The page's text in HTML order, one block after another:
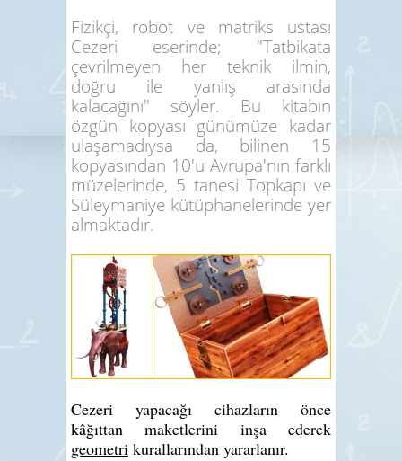
Fizikçi, robot ve matriks ustası
Cezeri eserinde; "Tatbikata
çevrilmeyen her teknik ilmin,
doğru ile yanlış arasında
kalacağını" söyler. Bu kitabın
özgün kopyası günümüze kadar
ulaşamadıysa da, bilinen 15
kopyasından 10'u Avrupa'nın farklı
müzelerinde, 5 tanesi Topkapı ve
Süleymaniye kütüphanelerinde yer
almaktadır.
Cezeri yapacağı cihazların önce
kâğıttan maketlerini inşa ederek
geometri kurallarından yararlanır.